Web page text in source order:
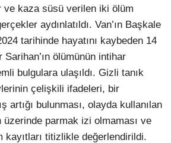
ve kaza süsü verilen iki ölüm
aydınlatıldı. Van’ın Başkale
tarihinde hayatını kaybeden 14
ölümünün intihar
bulgulara ulaşıldı. Gizli tanık
çelişkili ifadeleri, bir
artığı bulunması, olayda kullanılan
üzerinde parmak izi olmaması ve
kayıtları titizlikle değerlendirildi.